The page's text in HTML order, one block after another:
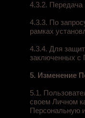
4.3.2. Передача
4.3.3. По
рамках
4.3.4. Для
заключенных с
5. Изменение
5.1.
своем Личном
Персональную